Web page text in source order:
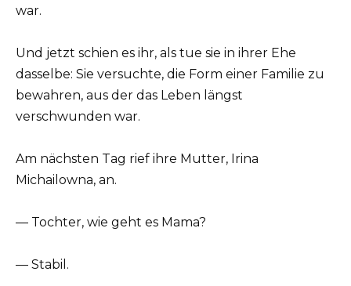
war.
Und jetzt schien es ihr, als tue sie in ihrer Ehe
dasselbe: Sie versuchte, die Form einer Familie zu
bewahren, aus der das Leben längst
verschwunden war.
Am nächsten Tag rief ihre Mutter, Irina
Michailowna, an.
— Tochter, wie geht es Mama?
— Stabil.